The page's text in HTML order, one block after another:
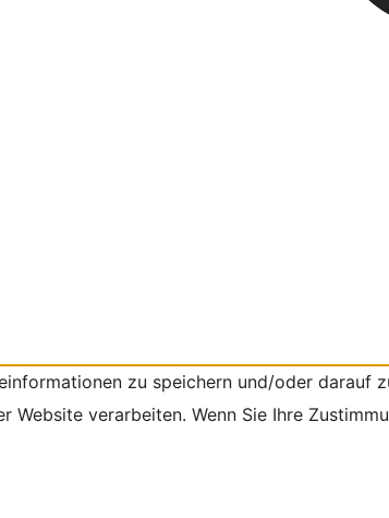
zu speichern und/oder darauf
verarbeiten. Wenn Sie Ihre